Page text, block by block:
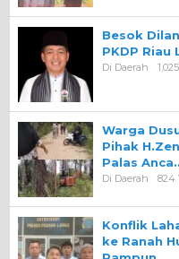
Besok
PKDP Riau
Di Daerah
Warga
Pihak
Palas
Di Daerah 824
Konflik
ke Ranah